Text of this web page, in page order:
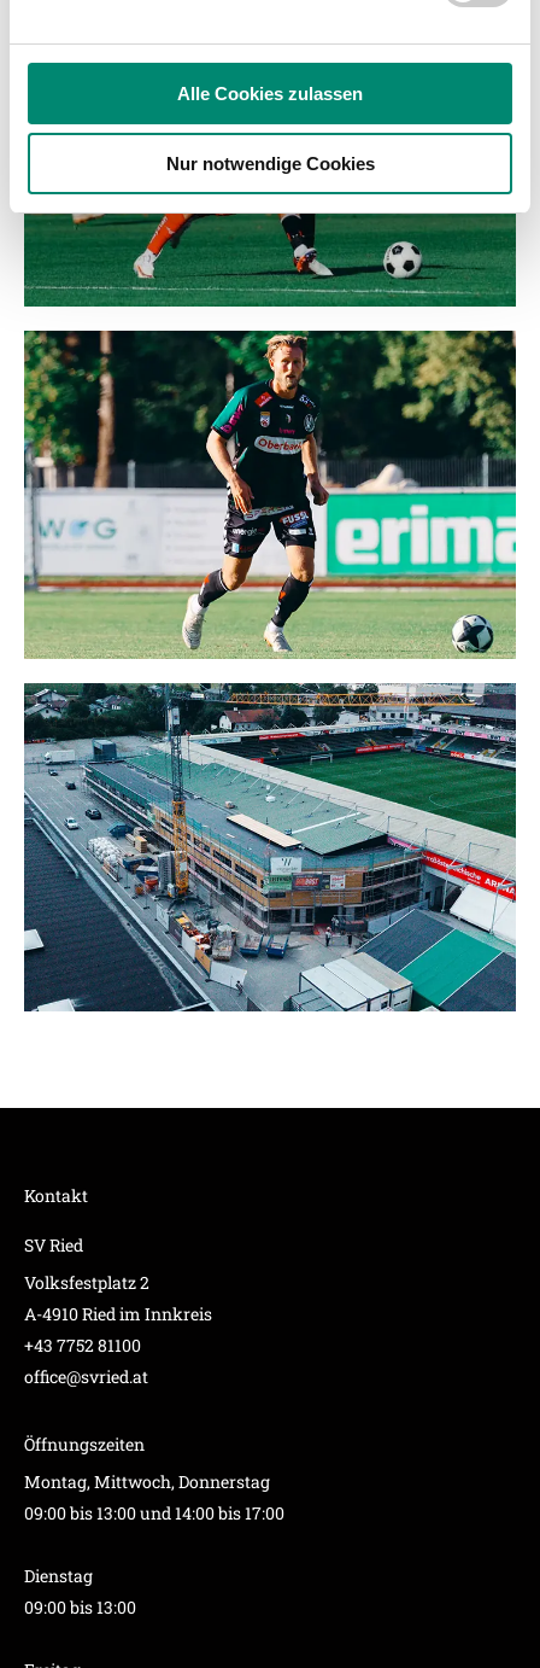
Verwendung unserer Website an unsere Partner für
Partner führen diese Informationen möglicherweise mit
weiteren Daten zusammen, die Sie ihnen bereitgestellt
haben oder die sie im Rahmen Ihrer Nutzung der Dienste
gesammelt haben.
Weitere Details, insbesondere zu Speicherdauer und
Empfänger entnehmen Sie unserer
Datenschutzerklärung.
Alle Cookies zulassen
Nur notwendige Cookies
Kontakt
SV Ried
Volksfestplatz 2
A-4910 Ried im Innkreis
+43 7752 81100
office@svried.at
Öffnungszeiten
Montag, Mittwoch, Donnerstag
09:00 bis 13:00 und 14:00 bis 17:00
Dienstag
09:00 bis 13:00